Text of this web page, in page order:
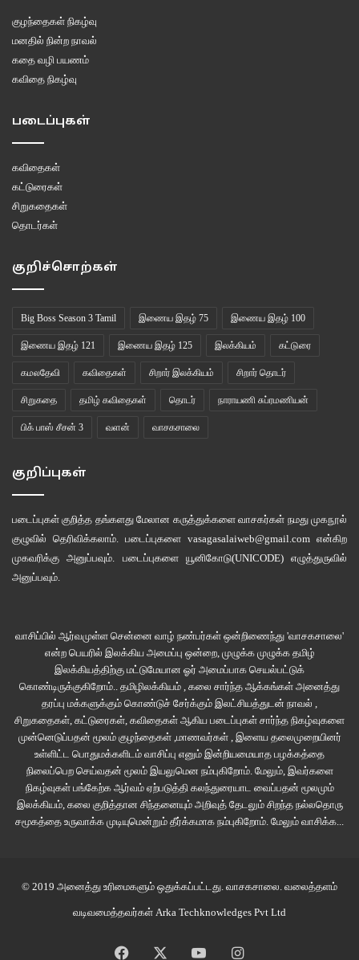
குழந்தைகள் நிகழ்வு
மனதில் நின்ற நாவல்
கதை வழி பயணம்
கவிதை நிகழ்வு
படைப்புகள்
கவிதைகள்
கட்டுரைகள்
சிறுகதைகள்
தொடர்கள்
குறிச்சொற்கள்
Big Boss Season 3 Tamil இணைய இதழ் 75 இணைய இதழ் 100
இணைய இதழ் 121 இணைய இதழ் 125 இலக்கியம் கட்டுரை
கமலதேவி கவிதைகள் சிறார் இலக்கியம் சிறார் தொடர்
சிறுகதை தமிழ் கவிதைகள் தொடர் நாராயணி சுப்ரமணியன்
பிக் பாஸ் சீசன் 3 வளன் வாசகசாலை
குறிப்புகள்
படைப்புகள் குறித்த தங்களது மேலான கருத்துக்களை வாசகர்கள் நமது முகநூல்
குழுவில் தெரிவிக்கலாம். படைப்புகளை vasagasalaiweb@gmail.com என்கிற
முகவரிக்கு அனுப்பவும். படைப்புகளை யூனிகோடு(UNICODE)எழுத்துருவில்
அனுப்பவும்.
வாசிப்பில் ஆர்வமுள்ள சென்னை வாழ் நண்பர்கள் ஒன்றிணைந்து 'வாசகசாலை'
என்ற பெயரில் இலக்கிய அமைப்பு ஒன்றை, முழுக்க முழுக்க தமிழ்
இலக்கியத்திற்கு மட்டுமேயான ஓர் அமைப்பாக செயல்பட்டுக்
கொண்டிருக்குகிறோம்.. தமிழிலக்கியம் , கலை சார்ந்த ஆக்கங்கள் அனைத்து
தரப்பு மக்களுக்கும் கொண்டுச் சேர்க்கும் இலட்சியத்துடன் நாவல் ,
சிறுகதைகள், கட்டுரைகள், கவிதைகள் ஆகிய படைப்புகள் சார்ந்த நிகழ்வுகளை
முன்னெடுப்பதன் மூலம் குழந்தைகள் ,மாணவர்கள் , இளைய தலைமுறையினர்
உள்ளிட்ட பொதுமக்களிடம் வாசிப்பு எனும் இன்றியமையாத பழக்கத்தை
நிலைப்பெற செய்வதன் மூலம் இயலுமென நம்புகிறோம். மேலும், இவர்களை
நிகழ்வுகள் பங்கேற்க ஆர்வம் ஏற்படுத்தி கலந்துரையாட வைப்பதன் மூலமும்
இலக்கியம், கலை குறித்தான சிந்தனையும் அறிவுத் தேடலும் சிறந்த நல்லதொரு
சமூகத்தை உருவாக்க முடியுமென்றும் தீர்க்கமாக நம்புகிறோம். மேலும் வாசிக்க...
© 2019 அனைத்து உரிமைகளும் ஒதுக்கப்பட்டது. வாசகசாலை. வலைத்தளம்
வடிவமைத்தவர்கள் Arka Techknowledges Pvt Ltd
Facebook YouTubeInstagram